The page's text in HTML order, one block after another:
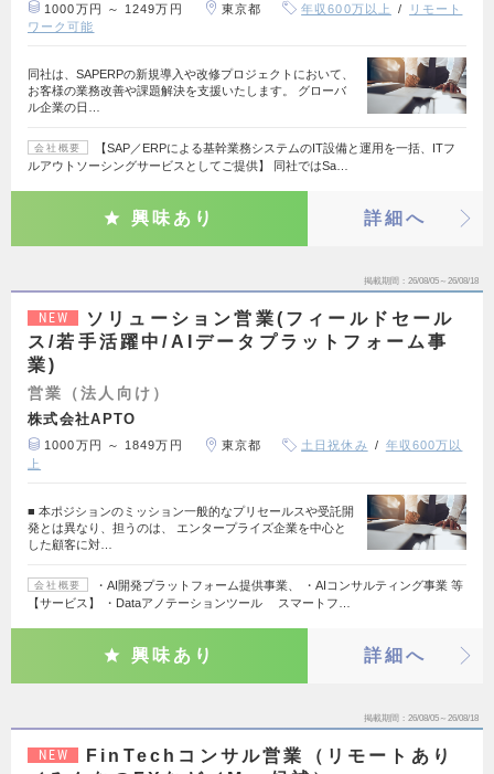
1000万円 ～ 1249万円 東京都 年収600万以上
リモート
ワーク可能
同社は、SAPERPの新規導入や改修プロジェクトにおいて、
お客様の業務改善や課題解決を支援いたします。 グローバ
ル企業の日…
会社概要
【SAP／ERPによる基幹業務システムのIT設備と運用を一括、ITフ
ルアウトソーシングサービスとしてご提供】 同社ではSa…
興味あり 詳細へ
掲載期間 26/08/05～26/08/18
NEW
ソリューション営業(フィールドセール
ス/若手活躍中/AIデータプラットフォーム事
業)
営業（法人向け）
株式会社APTO
1000万円 ～ 1849万円 東京都 土日祝休み
年収600万以
上
■ 本ポジションのミッション一般的なプリセールスや受託開
発とは異なり、担うのは、 エンタープライズ企業を中心と
した顧客に対…
会社概要
・AI開発プラットフォーム提供事業、 ・AIコンサルティング事業 等
【サービス】 ・Dataアノテーションツール スマートフ…
興味あり 詳細へ
掲載期間 26/08/05～26/08/18
NEW
FinTechコンサル営業（リモートあり